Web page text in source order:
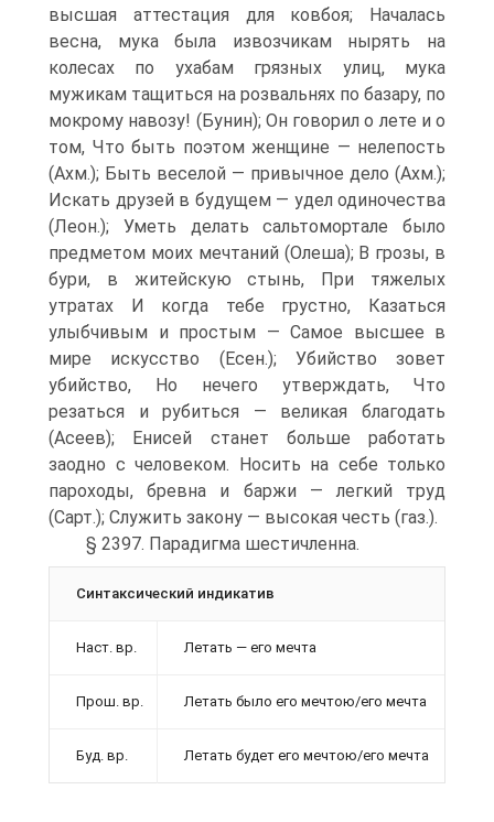
высшая аттестация для ковбоя; Началась
весна, мука была извозчикам нырять на
колесах по ухабам грязных улиц, мука
мужикам тащиться на розвальнях по базару, по
мокрому навозу! (Бунин); Он говорил о лете и о
том, Что быть поэтом женщине — нелепость
(Ахм.); Быть веселой — привычное дело (Ахм.);
Искать друзей в будущем — удел одиночества
(Леон.); Уметь делать сальто­мортале было
предметом моих мечтаний (Олеша); В грозы, в
бури, в житейскую стынь, При тяжелых
утратах И когда тебе грустно, Казаться
улыбчивым и простым — Самое высшее в
мире искусство (Есен.); Убийство зовет
убийство, Но нечего утверждать, Что
резаться и рубиться — великая благодать
(Асеев); Енисей станет больше работать
заодно с человеком. Носить на себе только
пароходы, бревна и баржи — легкий труд
(Сарт.); Служить закону — высокая честь (газ.).
§ 2397. Парадигма шестичленна.
Синтаксический индикатив
Наст. вр. Летать — его мечта
Прош. вр. Летать было его мечтою/его мечта
Буд. вр. Летать будет его мечтою/его мечта